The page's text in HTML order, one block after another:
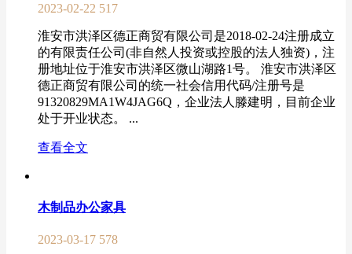
2023-02-22 517
淮安市洪泽区德正商贸有限公司是2018-02-24注册成立
的有限责任公司(非自然人投资或控股的法人独资)，注
册地址位于淮安市洪泽区微山湖路1号。 淮安市洪泽区
德正商贸有限公司的统一社会信用代码/注册号是
91320829MA1W4JAG6Q，企业法人滕建明，目前企业
处于开业状态。 ...
查看全文
木制品办公家具
2023-03-17 578